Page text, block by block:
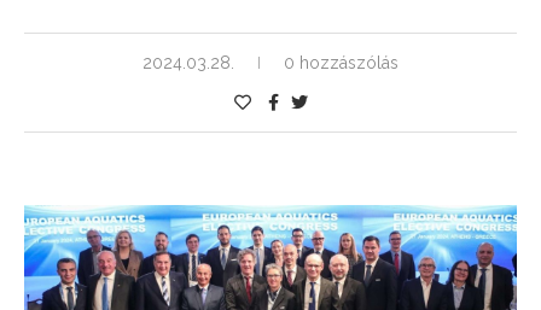
2024.03.28. 0 hozzászólás